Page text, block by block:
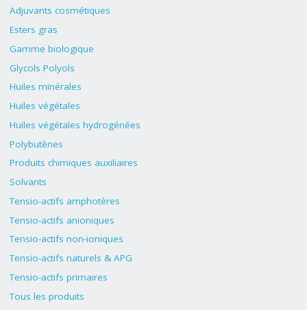
Adjuvants cosmétiques
Esters gras
Gamme biologique
Glycols Polyols
Huiles minérales
Huiles végétales
Huiles végétales hydrogénées
Polybutènes
Produits chimiques auxiliaires
Solvants
Tensio-actifs amphotères
Tensio-actifs anioniques
Tensio-actifs non-ioniques
Tensio-actifs naturels & APG
Tensio-actifs primaires
Tous les produits